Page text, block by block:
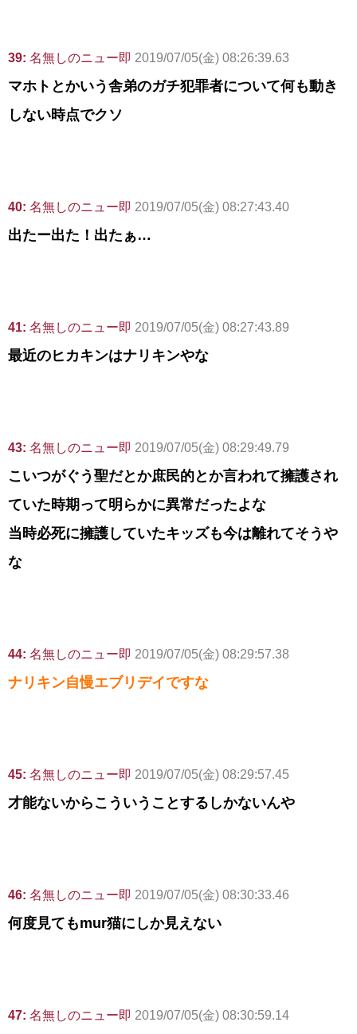
39: 名無しのニュー即 2019/07/05(金) 08:26:39.63
マホトとかいう舎弟のガチ犯罪者について何も動き
しない時点でクソ
40: 名無しのニュー即 2019/07/05(金) 08:27:43.40
出たー出た！出たぁ…
41: 名無しのニュー即 2019/07/05(金) 08:27:43.89
最近のヒカキンはナリキンやな
43: 名無しのニュー即 2019/07/05(金) 08:29:49.79
こいつがぐう聖だとか庶民的とか言われて擁護され
ていた時期って明らかに異常だったよな
当時必死に擁護していたキッズも今は離れてそうや
な
44: 名無しのニュー即 2019/07/05(金) 08:29:57.38
ナリキン自慢エブリデイですな
45: 名無しのニュー即 2019/07/05(金) 08:29:57.45
才能ないからこういうことするしかないんや
46: 名無しのニュー即 2019/07/05(金) 08:30:33.46
何度見てもmur猫にしか見えない
47: 名無しのニュー即 2019/07/05(金) 08:30:59.14